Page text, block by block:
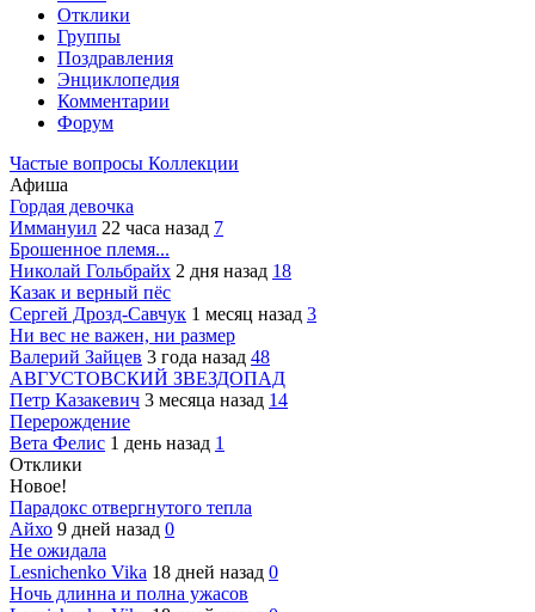
Отклики
Группы
Поздравления
Энциклопедия
Комментарии
Форум
Частые вопросы Коллекции
Афиша
Гордая девочка
Иммануил 22 часа назад 7
Брошенное племя...
Николай Гольбрайх 2 дня назад 18
Казак и верный пёс
Сергей Дрозд-Савчук 1 месяц назад 3
Ни вес не важен, ни размер
Валерий Зайцев 3 года назад 48
АВГУСТОВСКИЙ ЗВЕЗДОПАД
Петр Казакевич 3 месяца назад 14
Перерождение
Вета Фелис 1 день назад 1
Отклики
Новое!
Парадокс отвергнутого тепла
Айхо 9 дней назад 0
Не ожидала
Lesnichenko Vika 18 дней назад 0
Ночь длинна и полна ужасов